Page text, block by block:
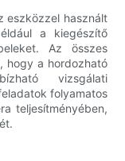
eszközzel használt
a kiegészítő
Az összes
hogy a hordozható
vizsgálati
folyamatos
teljesítményében,